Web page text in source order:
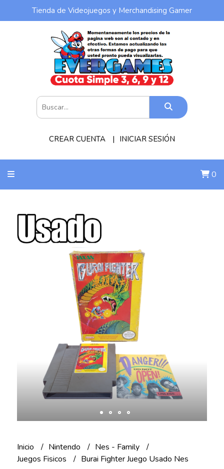
Tienda de Videojuegos y Merchandising Gamer
CREAR CUENTA INICIAR SESIÓN
0
Inicio Nintendo
Nes - Family
Juegos Fisicos
Burai Fighter Juego Usado Nes